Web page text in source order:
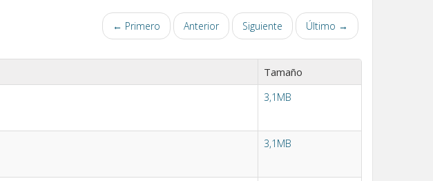
← Primero Anterior Siguiente Último →
Tamaño
3,1MB
3,1MB